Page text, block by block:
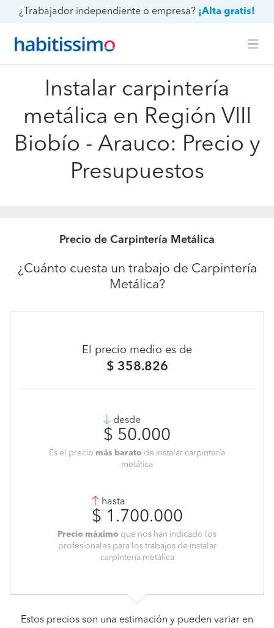
¿Trabajador independiente o empresa? ¡Alta gratis!
Instalar carpintería
metálica en Región VIII
Biobío - Arauco: Precio y
Presupuestos
Precio de Carpintería Metálica
¿Cuánto cuesta un trabajo de Carpintería
Metálica?
El precio medio es de
$ 358.826
desde
$ 50.000
Es el precio más barato de instalar carpintería
metálica
hasta
$ 1.700.000
Precio máximo que nos han indicado los
profesionales para los trabajos de instalar
carpintería metálica
Estos precios son una estimación y pueden variar en